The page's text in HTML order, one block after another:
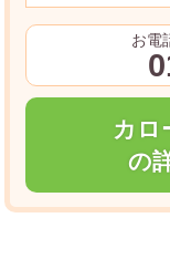
お電
カロ
の